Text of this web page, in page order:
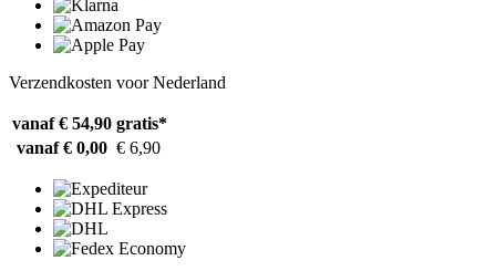
Verzendkosten voor Nederland
vanaf € 54,90 gratis*
vanaf € 0,00 € 6,90